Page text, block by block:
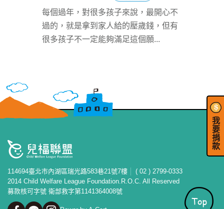
每個過年，對很多孩子來說，最開心不
過的，就是拿到家人給的壓歲錢，但有
很多孩子不一定能夠滿足這個願...
我
要
捐
款
114694臺北市內湖區瑞光路583巷21號7樓
( 02 ) 2799-0333
2014 Child Welfare League Foundation.R.O.C. All Reserved
募款核可字號 衛部救字第1141364008號